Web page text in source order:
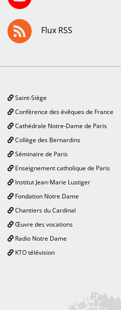
Flux RSS
Saint-Siège
Conférence des évêques de France
Cathédrale Notre-Dame de Paris
Collège des Bernardins
Séminaire de Paris
Enseignement catholique de Paris
Institut Jean-Marie Lustiger
Fondation Notre Dame
Chantiers du Cardinal
Œuvre des vocations
Radio Notre Dame
KTO télévision